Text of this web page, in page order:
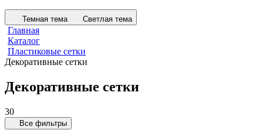
Темная тема Светлая тема
Главная
Каталог
Пластиковые сетки
Декоративные сетки
Декоративные сетки
30
Все фильтры